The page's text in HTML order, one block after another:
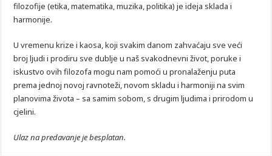
filozofije (etika, matematika, muzika, politika) je ideja sklada i
harmonije.
U vremenu krize i kaosa, koji svakim danom zahvaćaju sve veći
broj ljudi i prodiru sve dublje u naš svakodnevni život, poruke i
iskustvo ovih filozofa mogu nam pomoći u pronalaženju puta
prema jednoj novoj ravnoteži, novom skladu i harmoniji na svim
planovima života – sa samim sobom, s drugim ljudima i prirodom u
cjelini.
Ulaz na predavanje je besplatan.